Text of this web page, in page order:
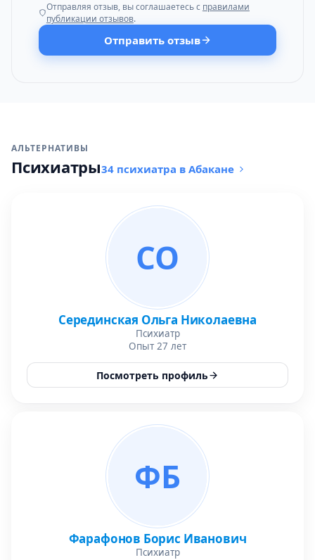
Отправляя отзыв, вы соглашаетесь с правилами
публикации отзывов.
Отправить отзыв
АЛЬТЕРНАТИВЫ
Психиатры34 психиатра в Абакане
СО
Серединская Ольга Николаевна
Психиатр
Опыт 27 лет
Посмотреть профиль
ФБ
Фарафонов Борис Иванович
Психиатр